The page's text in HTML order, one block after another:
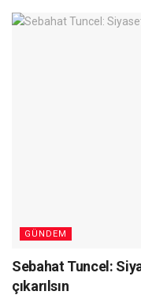
GÜNDEM
Sebahat Tuncel:
çıkarılsın